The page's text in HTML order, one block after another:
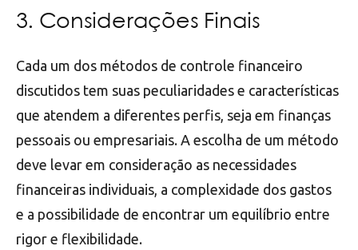
3. Considerações Finais
Cada um dos métodos de controle financeiro
discutidos tem suas peculiaridades e características
que atendem a diferentes perfis, seja em finanças
pessoais ou empresariais. A escolha de um método
deve levar em consideração as necessidades
financeiras individuais, a complexidade dos gastos
e a possibilidade de encontrar um equilíbrio entre
rigor e flexibilidade.